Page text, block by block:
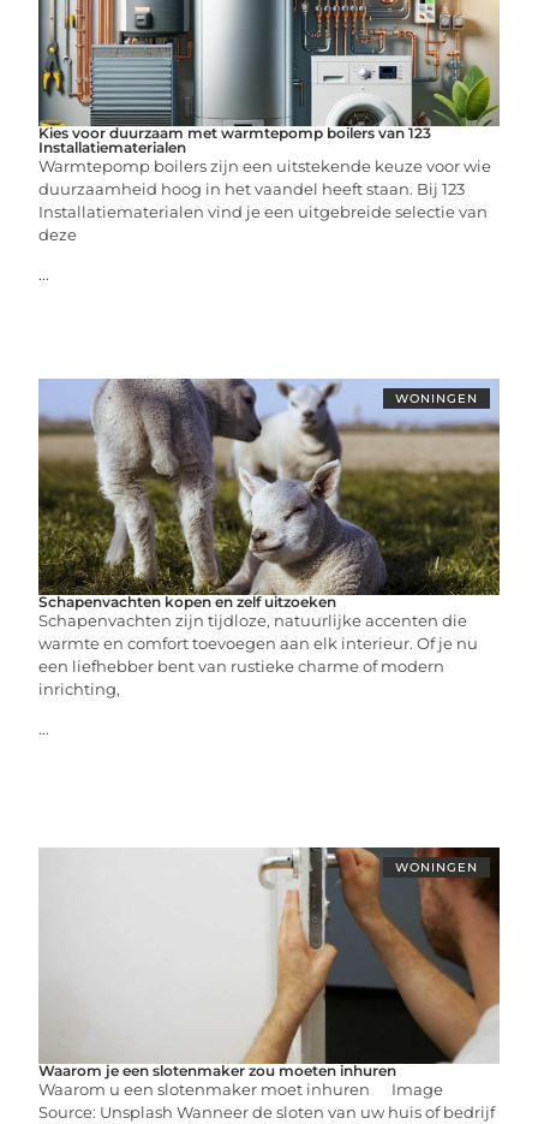
Kies voor duurzaam met warmtepomp boilers van 123
Installatiematerialen
Warmtepomp boilers zijn een uitstekende keuze voor wie
duurzaamheid hoog in het vaandel heeft staan. Bij 123
Installatiematerialen vind je een uitgebreide selectie van
deze
...
WONINGEN
Schapenvachten kopen en zelf uitzoeken
Schapenvachten zijn tijdloze, natuurlijke accenten die
warmte en comfort toevoegen aan elk interieur. Of je nu
een liefhebber bent van rustieke charme of modern
inrichting,
...
WONINGEN
Waarom je een slotenmaker zou moeten inhuren
Waarom u een slotenmaker moet inhuren ‍ Image
Source: Unsplash‍ Wanneer de sloten van uw huis of bedrijf